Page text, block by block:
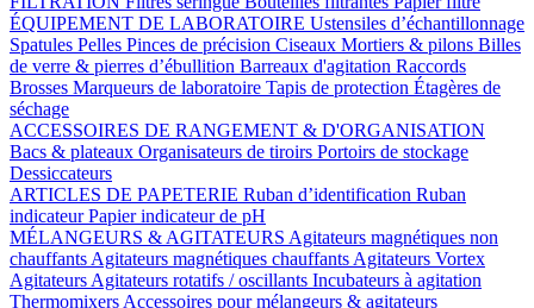
ÉQUIPEMENT DE LABORATOIRE Ustensiles d’échantillonnage
Spatules Pelles Pinces de précision Ciseaux Mortiers & pilons Billes
de verre & pierres d’ébullition Barreaux d'agitation Raccords
Brosses Marqueurs de laboratoire Tapis de protection Étagères de
séchage
ACCESSOIRES DE RANGEMENT & D'ORGANISATION
Bacs & plateaux Organisateurs de tiroirs Portoirs de stockage
Dessiccateurs
ARTICLES DE PAPETERIE Ruban d’identification Ruban
indicateurPapier indicateur de pH
MÉLANGEURS & AGITATEURS Agitateurs magnétiques non
chauffants Agitateurs magnétiques chauffants Agitateurs Vortex
Agitateurs Agitateurs rotatifs / oscillants Incubateurs à agitation
Thermomixers Accessoires pour mélangeurs & agitateurs